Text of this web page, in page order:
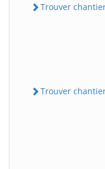
Trouver
Trouver